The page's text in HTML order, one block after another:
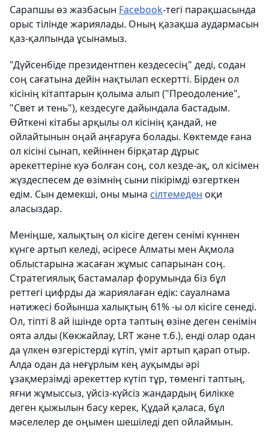
Сарапшы өз жазбасын Facebook-тегі парақшасында
орыс тілінде жариялады. Оның қазақша аудармасын
қаз-қалпында ұсынамыз.
"Дүйсенбіде президентпен кездесесің" деді, содан
соң сағатына дейін нақтылап ескертті. Бірден ол
кісінің кітаптарын қолыма алып ("Преодоление",
"Свет и тень"), кездесуге дайындала бастадым.
Өйткені кітабы арқылы ол кісінің қандай, не
ойлайтынын оңай аңғаруға болады. Көктемде ғана
ол кісіні сынап, кейіннен бірқатар дұрыс
әрекеттеріне куә болған соң, сол кезде-ақ, ол кісімен
жүздеспесем де өзімнің сыни пікірімді өзгерткен
едім. Сын демекші, оны мына сілтемеден оқи
аласыздар.
Меніңше, халықтың ол кісіге деген сенімі күннен
күнге артып келеді, әсіресе Алматы мен Ақмола
облыстарына жасаған жұмыс сапарынан соң.
Стратегиялық бастамалар форумында біз бұл
реттегі цифрды да жариялаған едік: сауалнама
нәтижесі бойынша халықтың 61% -ы ол кісіге сенеді.
Ол, тіпті 8 ай ішінде орта таптың өзіне деген сенімін
оята алды (Көкжайлау, LRT және т.б.), енді олар одан
да үлкен өзгерістерді күтіп, үміт артып қарап отыр.
Алда одан да неғұрлым кең ауқымды әрі
ұзақмерзімді әрекеттер күтіп тұр, төменгі таптың,
яғни жұмыссыз, үйсіз-күйсіз жандардың билікке
деген қыжылын басу керек, Құдай қаласа, бұл
мәселелер де оңымен шешіледі деп ойлаймын.